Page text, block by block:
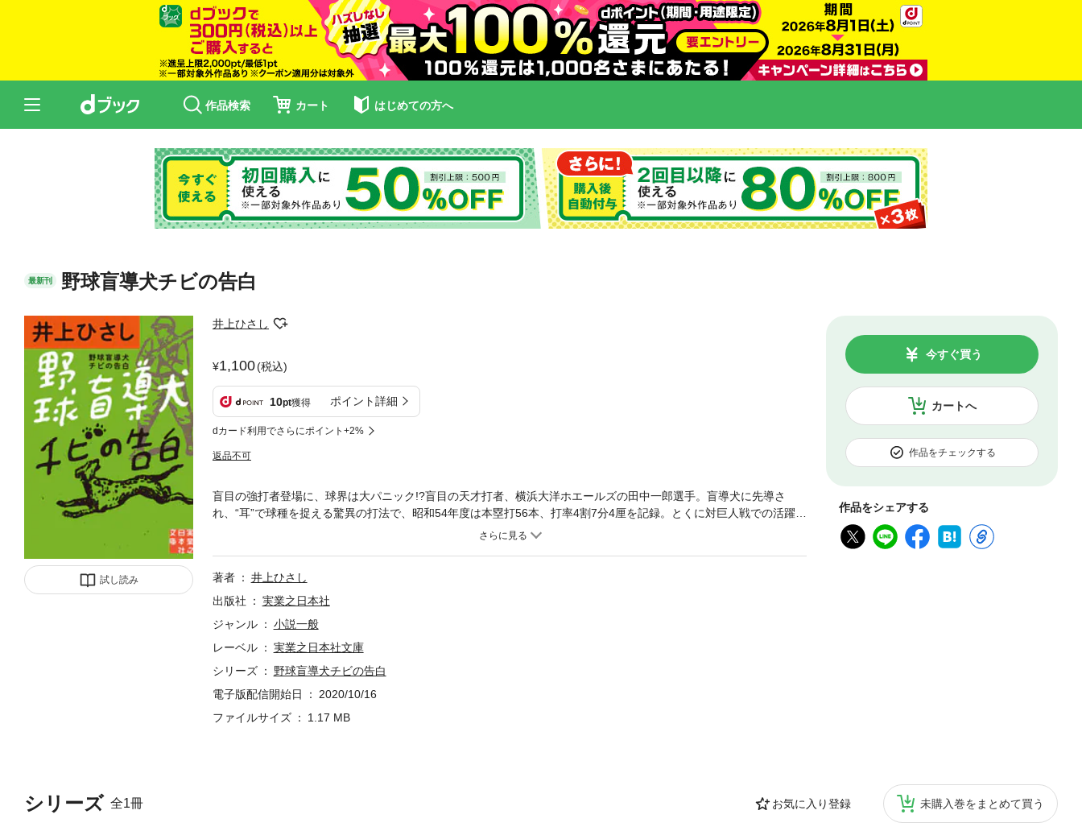
作品検索 カート はじめての方へ
最新刊 野球盲導犬チビの告白
試し読み
井上ひさし
1,100(税込)
10pt獲得 ポイント詳細
dカード利用でさらにポイント+2%
返品不可
カートへ
今すぐ買う
作品をチェックする
作品をシェアする
シリーズ 全1冊 お気に入り登録 未購入巻をまとめて買う
盲目の強打者登場に、球界は大パニック!?盲目の天才打者、横浜大洋ホエールズの田中一郎選手。盲導犬に先導さ
れ、“耳”で球種を捉える驚異の打法で、昭和54年度は本塁打56本、打率4割7分4厘を記録。とくに対巨人戦での活躍は
めざましかった。壮大な「予告ホームラン」でも物議をかもす田中の謎につつまれた生い立ち、球界がうろたえるえ
著者
井上ひさし
出版社
実業之日本社
ジャンル
小説一般
レーベル
実業之日本社文庫
シリーズ
野球盲導犬チビの告白
電子版配信開始日
2020/10/16
ファイルサイズ
1.17 MB